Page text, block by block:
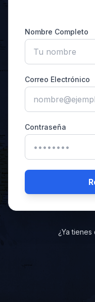
Nombre Completo
Correo Electrónico
Contraseña
¿Ya tienes